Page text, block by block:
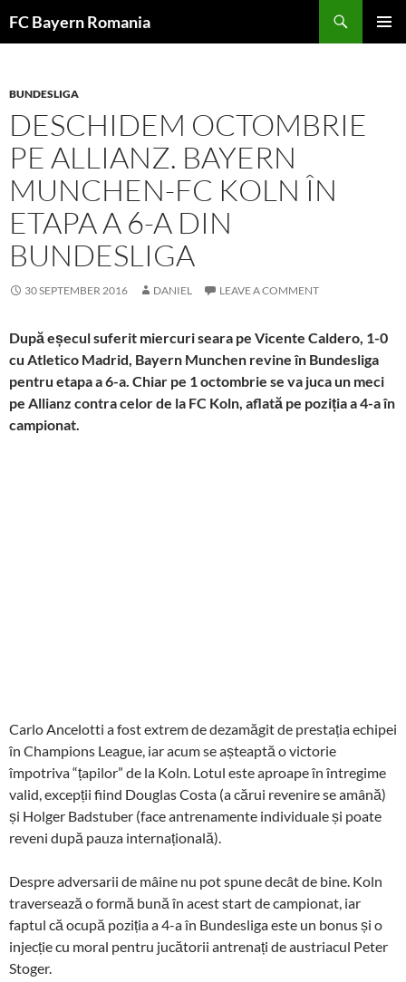
toFC Bayern Romania
BUNDESLIGA
DESCHIDEM OCTOMBRIE
PE ALLIANZ. BAYERN
MUNCHEN-FC KOLN ÎN
ETAPA A 6-A DIN
BUNDESLIGA
30 SEPTEMBER 2016 DANIEL LEAVE A COMMENT
După eșecul suferit miercuri seara pe Vicente Caldero, 1-0
cu Atletico Madrid, Bayern Munchen revine în Bundesliga
pentru etapa a 6-a. Chiar pe 1 octombrie se va juca un meci
pe Allianz contra celor de la FC Koln, aflată pe poziția a 4-a în
campionat.
Carlo Ancelotti a fost extrem de dezamăgit de prestația echipei
în Champions League, iar acum se așteaptă o victorie
împotriva “țapilor” de la Koln. Lotul este aproape în întregime
valid, excepții fiind Douglas Costa (a cărui revenire se amână)
și Holger Badstuber (face antrenamente individuale și poate
reveni după pauza internațională).
Despre adversarii de mâine nu pot spune decât de bine. Koln
traversează o formă bună în acest start de campionat, iar
faptul că ocupă poziția a 4-a în Bundesliga este un bonus și o
injecție cu moral pentru jucătorii antrenați de austriacul Peter
Stoger.